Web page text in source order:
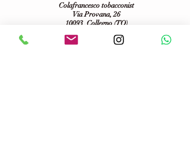
Colafrancesco tobacconist
Via Provana, 26
10093 Collegno (TO)
Tel:
0114155068